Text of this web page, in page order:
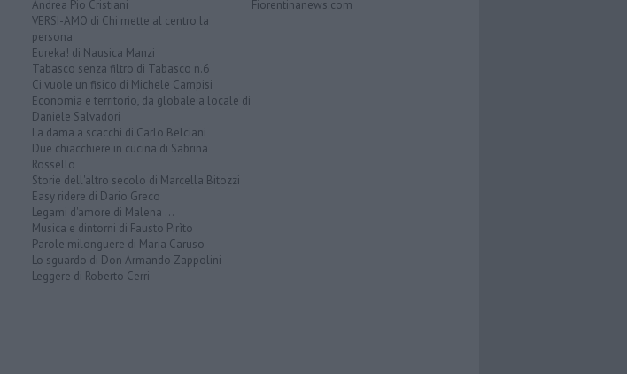
Andrea Pio Cristiani
VERSI-AMO di Chi mette al centro la
persona
Eureka! di Nausica Manzi
Tabasco senza filtro di Tabasco n.6
Ci vuole un fisico di Michele Campisi
Economia e territorio, da globale a locale di
Daniele Salvadori
La dama a scacchi di Carlo Belciani
Due chiacchiere in cucina di Sabrina
Rossello
Storie dell'altro secolo di Marcella Bitozzi
Easy ridere di Dario Greco
Legami d'amore di Malena ...
Musica e dintorni di Fausto Pirìto
Parole milonguere di Maria Caruso
Lo sguardo di Don Armando Zappolini
Leggere di Roberto Cerri
Fiorentinanews.com